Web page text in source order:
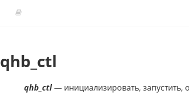
qhb_ctl
qhb_ctl— инициализировать, запустить,